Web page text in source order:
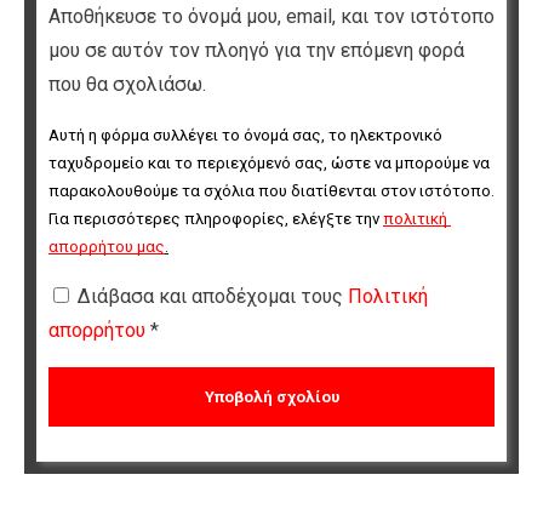
Αποθήκευσε το όνομά μου, email, και τον ιστότοπο
μου σε αυτόν τον πλοηγό για την επόμενη φορά
που θα σχολιάσω.
Αυτή η φόρμα συλλέγει το όνομά σας, το ηλεκτρονικό
ταχυδρομείο και το περιεχόμενό σας, ώστε να μπορούμε να
παρακολουθούμε τα σχόλια που διατίθενται στον ιστότοπο.
Για περισσότερες πληροφορίες, ελέγξτε την πολιτική
απορρήτου μας.
Διάβασα και αποδέχομαι τους Πολιτική
απορρήτου *